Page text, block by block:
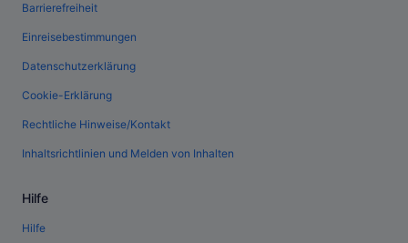
Barrierefreiheit
Einreisebestimmungen
Datenschutzerklärung
Cookie-Erklärung
Rechtliche Hinweise/Kontakt
Inhaltsrichtlinien und Melden von Inhalten
Hilfe
Hilfe